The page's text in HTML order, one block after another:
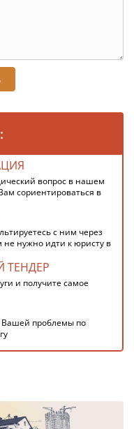
вопрос в нашем
сориентироваться в
с ним через
не нужно идти к юристу в
ТЕНДЕР
и получите самое
Вашей проблемы по